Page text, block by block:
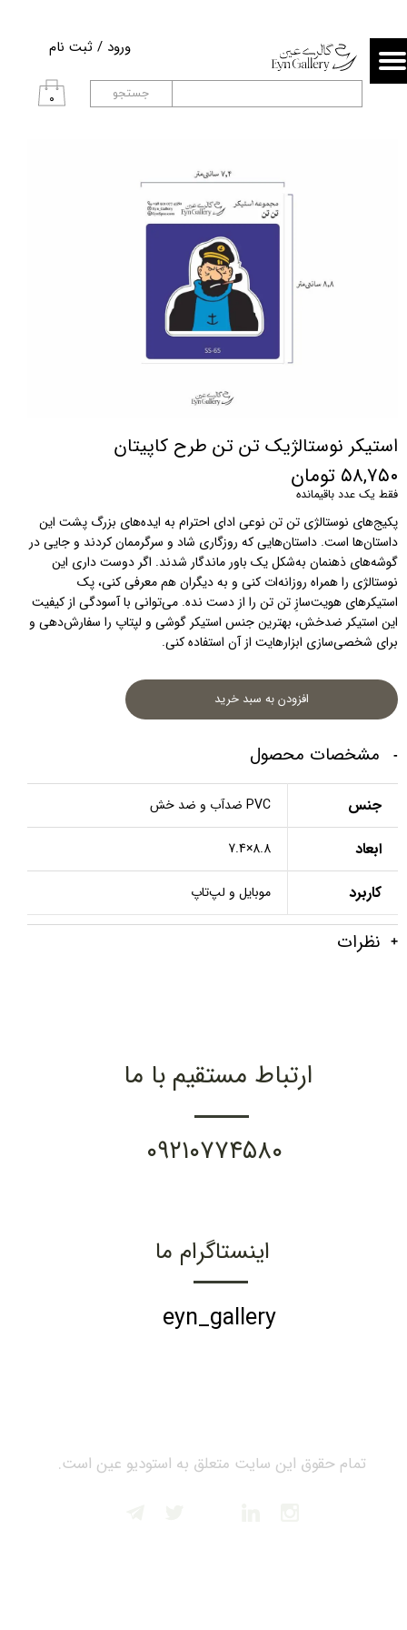
۰
ورود / ثبت نام
حساب کاربری من
تغییر گذر واژه
جستجو
استیکر نوستالژیک تن تن طرح کاپیتان
۵۸,۷۵۰ تومان
فقط یک عدد باقیمانده
برای شخصی‌سازی ابزارهایت از آن استفاده کنی.
افزودن به سبد خرید
مشخصات محصول
جنس PVC ضدآب و ضد خش
ابعاد 8.8×7.4
کاربرد موبایل و لپ‌تاپ
نظرات
تمام حقوق این سایت متعلق به استودیو عین است.
ارتباط مستقیم با ما
۰۹۲۱۰۷۷۴۵۸۰
اینستاگرام ما
eyn_gallery